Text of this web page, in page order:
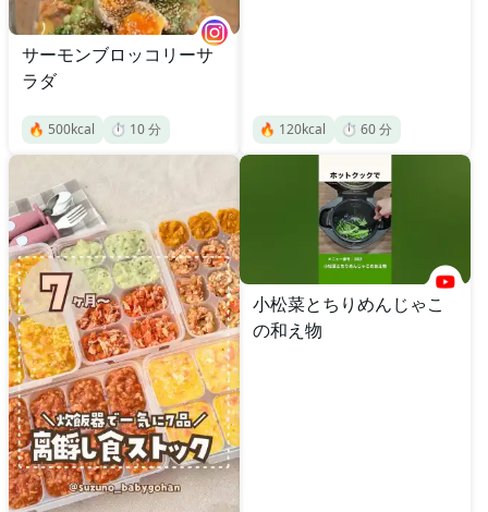
サーモンブロッコリーサ
ラダ
🔥 500kcal ⏱️ 10分 🔥 120kcal ⏱️ 60分
小松菜とちりめんじゃこ
の和え物